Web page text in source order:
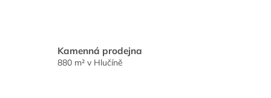
Kamenná prodejna
880 m² v Hlučíně